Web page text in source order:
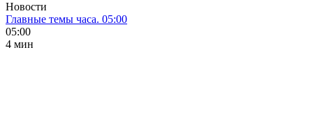
Новости
Главные темы часа. 05:00
05:00
4 мин